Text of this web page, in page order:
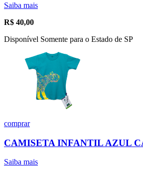
Saiba mais
R$ 40,00
Disponível Somente para o Estado de SP
comprar
CAMISETA INFANTIL AZUL
Saiba mais